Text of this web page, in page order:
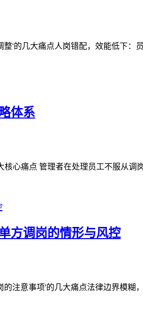
'的几大痛点人岗错配，效能低下：
体系
心痛点 管理者在处理员工不服从调
方调岗的情形与风控
注意事项'的几大痛点法律边界模糊